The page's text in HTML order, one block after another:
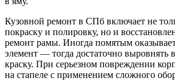
Кузовной ремонт в СПб включает не
покраску и полировку, но и
ремонт рамы. Иногда помятым
элемент — тогда достаточно выровнять
краску. При серьезном повреждении
на стапеле с применением сложного